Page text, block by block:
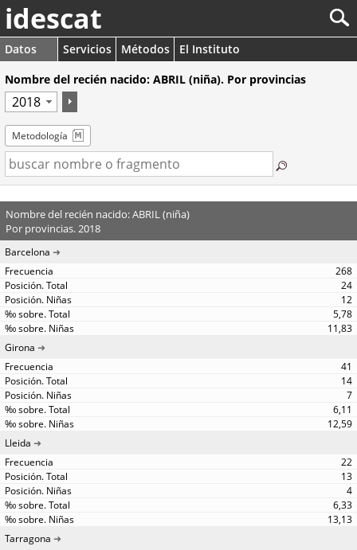
idescat
Datos Servicios Métodos
El Instituto
Nombre del recién nacido: ABRIL (niña). Por provincias
Metodología
Nombre del recién nacido: ABRIL (niña)
Por provincias. 2018
Barcelona
268
24
12
5,78
11,83
Girona
41
14
7
6,11
12,59
Lleida
22
13
4
6,33
13,13
Tarragona